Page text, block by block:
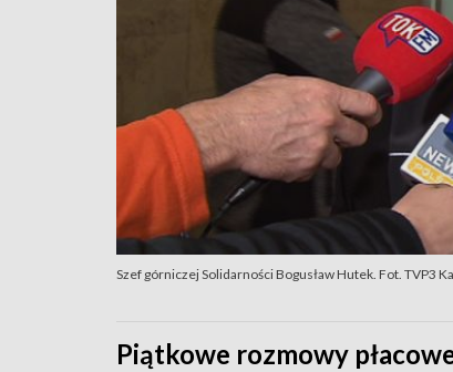
Szef górniczej Solidarności Bogusław Hutek. Fot. TVP3
Piątkowe rozmowy